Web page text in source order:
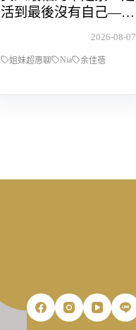
活到最後沒有自己——
找回人生主導權的那段
2026-08-07
姐妹超惠聊 Nia 余佳蓓